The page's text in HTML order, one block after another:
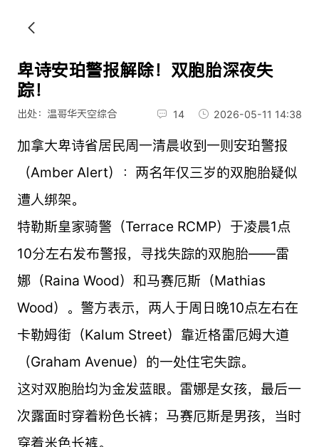
卑诗安珀警报解除！双胞胎深夜失
踪！
出处：温哥华天空综合 14 2026-05-11 14:38
加拿大卑诗省居民周一清晨收到一则安珀警报
（Amber Alert）：两名年仅三岁的双胞胎疑似
遭人绑架。
特勒斯皇家骑警（Terrace RCMP）于凌晨1点
10分左右发布警报，寻找失踪的双胞胎——雷
娜（Raina Wood）和马赛厄斯（Mathias
Wood）。警方表示，两人于周日晚10点左右在
卡勒姆街（Kalum Street）靠近格雷厄姆大道
（Graham Avenue）的一处住宅失踪。
这对双胞胎均为金发蓝眼。雷娜是女孩，最后一
次露面时穿着粉色长裤；马赛厄斯是男孩，当时
穿着米色长裤。